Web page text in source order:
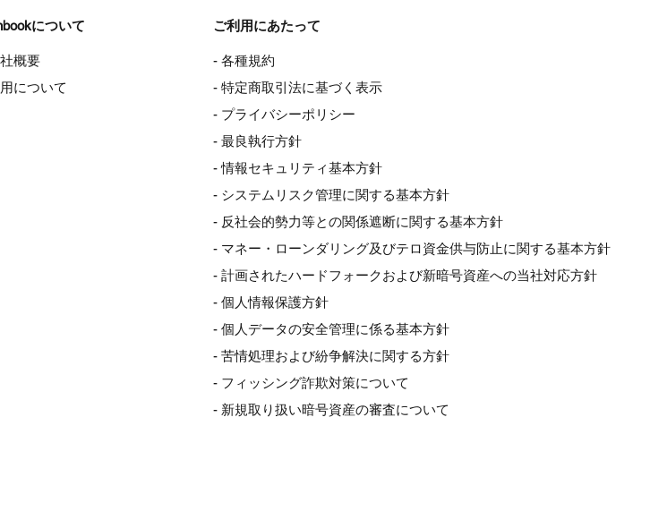
について
概要
について
ご利用にあたって
- 各種規約
- 特定商取引法に基づく表示
- プライバシーポリシー
- 最良執行方針
- 情報セキュリティ基本方針
- システムリスク管理に関する基本方針
- 反社会的勢力等との関係遮断に関する基本方針
- マネー・ローンダリング及びテロ資金供与防止に関する基本方針
- 計画されたハードフォークおよび新暗号資産への当社対応方針
- 個人情報保護方針
- 個人データの安全管理に係る基本方針
- 苦情処理および紛争解決に関する方針
- フィッシング詐欺対策について
- 新規取り扱い暗号資産の審査について